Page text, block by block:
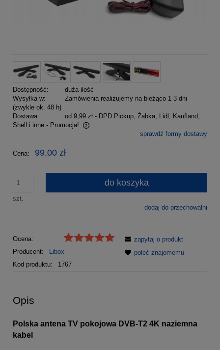
Dostępność:
duża ilość
Wysyłka w:
Zamówienia realizujemy na bieżąco 1-3 dni
(zwykle ok. 48 h)
Dostawa:
od 9,99 zł - DPD Pickup, Żabka, Lidl, Kaufland,
Shell i inne - Promocja!
Cena nie zawiera ewentualnych kosztów płatnościsprawdź formy dostawy
Cena: 99,00 zł
szt.
do koszyka
dodaj do przechowalni
Ocena:
Producent:
Libox
Kod produktu:
1767
zapytaj o produkt
poleć znajomemu
Opis
Polska antena TV pokojowa DVB-T2 4K naziemna
kabel